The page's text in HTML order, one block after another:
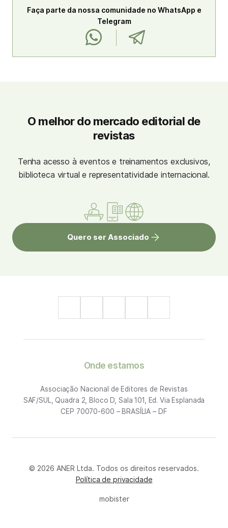
Faça parte da nossa comunidade no WhatsApp e
Telegram
O melhor do mercado editorial de
revistas
Tenha acesso à eventos e treinamentos exclusivos,
biblioteca virtual e representatividade internacional.
Quero ser Associado
Onde estamos
Associação Nacional de Editores de Revistas
SAF/SUL, Quadra 2, Bloco D, Sala 101, Ed. Via Esplanada
CEP 70070-600 – BRASÍLIA – DF
© 2026 ANER Ltda. Todos os direitos reservados.
Política de privacidade
mobister